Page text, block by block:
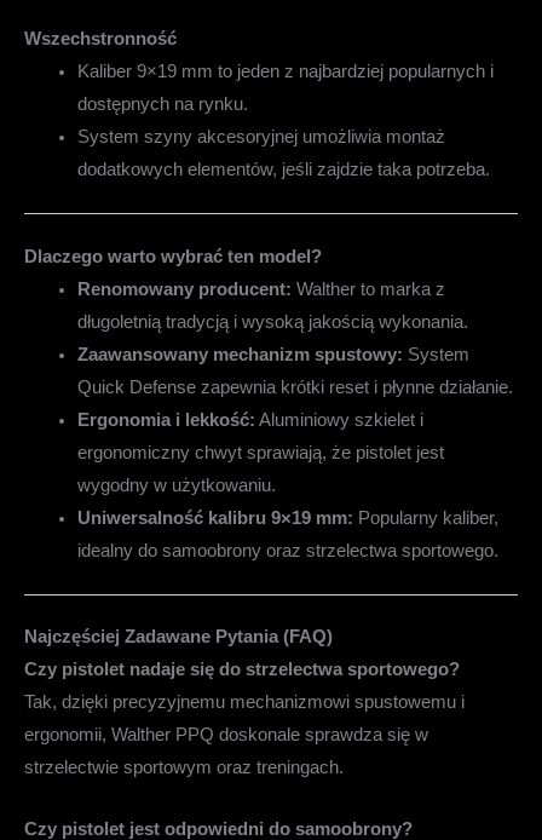
Wszechstronność
Kaliber 9×19 mm to jeden z najbardziej popularnych i
dostępnych na rynku.
System szyny akcesoryjnej umożliwia montaż
dodatkowych elementów, jeśli zajdzie taka potrzeba.
Dlaczego warto wybrać ten model?
Renomowany producent: Walther to marka z
długoletnią tradycją i wysoką jakością wykonania.
Zaawansowany mechanizm spustowy: System
Quick Defense zapewnia krótki reset i płynne działanie.
Ergonomia i lekkość: Aluminiowy szkielet i
ergonomiczny chwyt sprawiają, że pistolet jest
wygodny w użytkowaniu.
Uniwersalność kalibru 9×19 mm: Popularny kaliber,
idealny do samoobrony oraz strzelectwa sportowego.
Najczęściej Zadawane Pytania (FAQ)
Czy pistolet nadaje się do strzelectwa sportowego?
Tak, dzięki precyzyjnemu mechanizmowi spustowemu i
ergonomii, Walther PPQ doskonale sprawdza się w
strzelectwie sportowym oraz treningach.
Czy pistolet jest odpowiedni do samoobrony?